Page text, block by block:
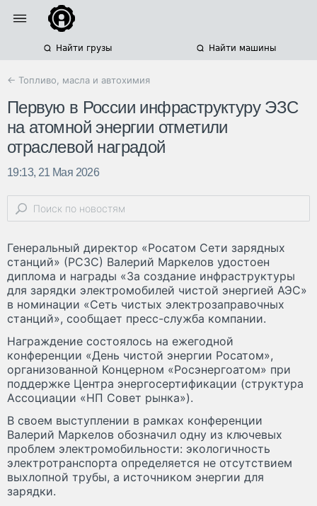
Найти грузы Найти машины
← Топливо, масла и автохимия
Первую в России инфраструктуру ЭЗС
на атомной энергии отметили
отраслевой наградой
19:13, 21 Мая 2026
Генеральный директор «Росатом Сети зарядных
станций» (РСЗС) Валерий Маркелов удостоен
диплома и награды «За создание инфраструктуры
для зарядки электромобилей чистой энергией АЭС»
в номинации «Сеть чистых электрозаправочных
станций», сообщает пресс-служба компании.
Награждение состоялось на ежегодной
конференции «День чистой энергии Росатом»,
организованной Концерном «Росэнергоатом» при
поддержке Центра энергосертификации (структура
Ассоциации «НП Совет рынка»).
В своем выступлении в рамках конференции
Валерий Маркелов обозначил одну из ключевых
проблем электромобильности: экологичность
электротранспорта определяется не отсутствием
выхлопной трубы, а источником энергии для
зарядки.